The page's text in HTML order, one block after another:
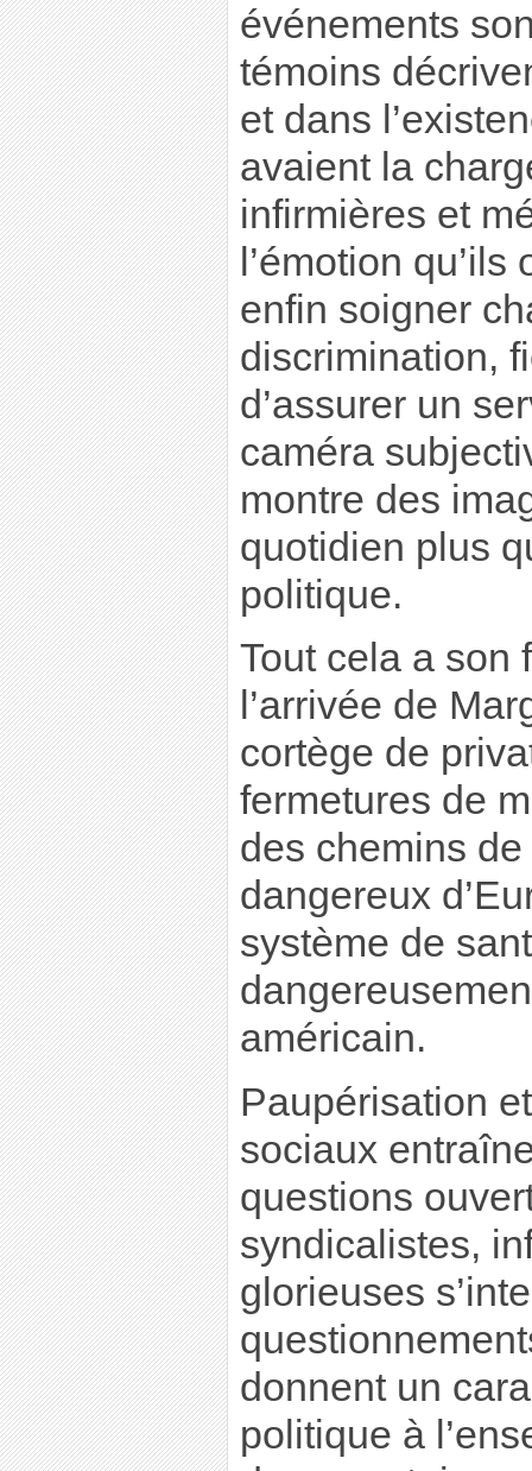
événements
témoins
et dans
avaient la
infirmières et
l’émotion
enfin soigner
discrimination,
d’assurer un
caméra
montre des
quotidien plus
politique.
Tout cela a son
l’arrivée de
cortège de
fermetures de
des chemins
dangereux
système de
américain.
Paupérisation
sociaux
questions
syndicalistes,
glorieuses
donnent un
politique à